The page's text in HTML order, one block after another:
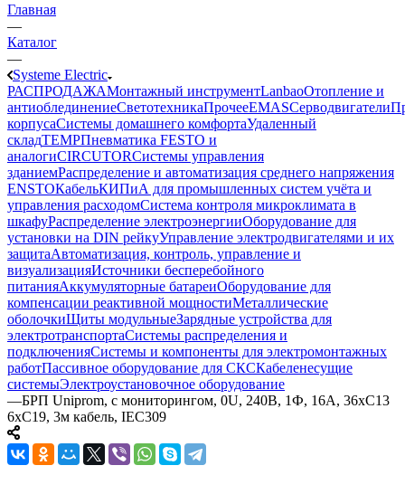
Главная
—
Каталог
—
Systeme Electric
РАСПРОДАЖАМонтажный инструментLanbaoОтопление и
антиоблединениеСветотехникаПрочееEMASCерводвигатели
корпусаСистемы домашнего комфортаУдаленный
складTEMPПневматика FESTO и
аналогиCIRCUTORСистемы управления
зданиемРаспределение и автоматизация среднего напряжения
ENSTOКабельКИПиА для промышленных систем учёта и
управления расходомСистема контроля микроклимата в
шкафуРаспределение электроэнергииОборудование для
установки на DIN рейкуУправление электродвигателями и их
защитаАвтоматизация, контроль, управление и
визуализацияИсточники бесперебойного
питанияАккумуляторные батареиОборудование для
компенсации реактивной мощностиМеталлические
оболочкиЩиты модульныеЗарядные устройства для
электротранспортаСистемы распределения и
подключенияСистемы и компоненты для электромонтажных
работПассивное оборудование для СКСКабеленесущие
системыЭлектроустановочное оборудование
—БРП Uniprom, с мониторингом, 0U, 240В, 1Ф, 16A, 36xC13
6xC19, 3м кабель, IEC309